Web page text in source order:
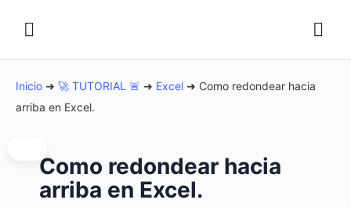
Inicio ➜ 🚀 TUTORIAL 🚨 ➜ Excel ➜ Como redondear hacia
arriba en Excel.
Como redondear hacia
arriba en Excel.